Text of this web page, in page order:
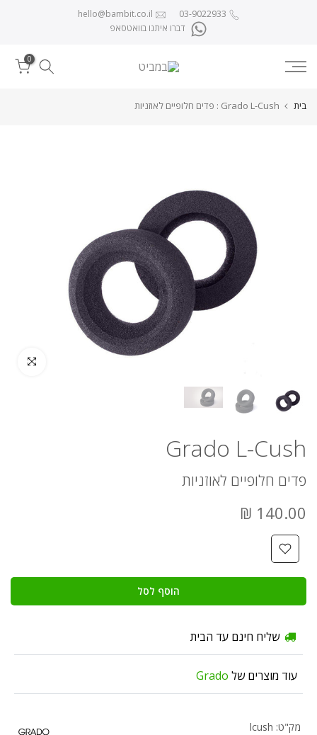
03-9022933
hello@bambit.co.il
דברו איתנו בוואטסאפ
0
בית Grado L-Cush : פדים חלופיים לאוזניות
לחץ להגדלה
Grado L-Cush
פדים חלופיים לאוזניות
140.00 ₪
הוסף לסל
שליח חינם עד הבית
עוד מוצרים של Grado
מק"ט: lcush